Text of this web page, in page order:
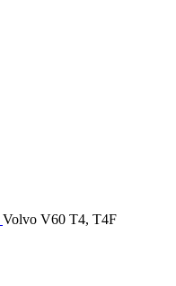
Volvo V60 T4, T4F